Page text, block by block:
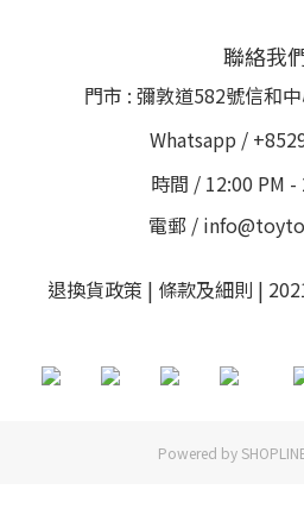
聯絡我
門市 : 彌敦道582號信和
Whatsapp /
時間 / 12:00 PM -
電郵 /
退換貨政策 | 條款及細則 |
Powered by